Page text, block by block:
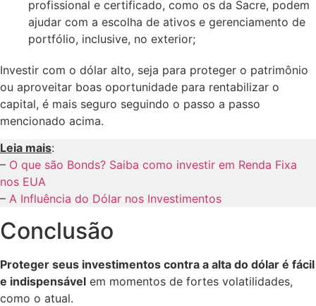
profissional e certificado, como os da Sacre, podem
ajudar com a escolha de ativos e gerenciamento de
portfólio, inclusive, no exterior;
Investir com o dólar alto, seja para proteger o patrimônio
ou aproveitar boas oportunidade para rentabilizar o
capital, é mais seguro seguindo o passo a passo
mencionado acima.
Leia mais:
– O que são Bonds? Saiba como investir em Renda Fixa
nos EUA
– A Influência do Dólar nos Investimentos
Conclusão
Proteger seus investimentos contra a alta do dólar é fácil
e indispensável em momentos de fortes volatilidades,
como o atual.